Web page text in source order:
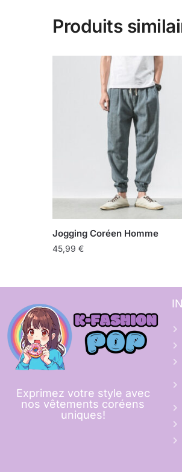
Produits
Jogging Coréen Homme
45,99€
Exprimez votre style avec
nos vêtements coréens
uniques!